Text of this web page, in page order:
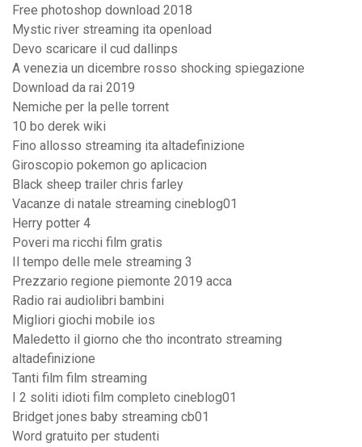
Free photoshop download 2018
Mystic river streaming ita openload
Devo scaricare il cud dallinps
A venezia un dicembre rosso shocking spiegazione
Download da rai 2019
Nemiche per la pelle torrent
10 bo derek wiki
Fino allosso streaming ita altadefinizione
Giroscopio pokemon go aplicacion
Black sheep trailer chris farley
Vacanze di natale streaming cineblog01
Herry potter 4
Poveri ma ricchi film gratis
Il tempo delle mele streaming 3
Prezzario regione piemonte 2019 acca
Radio rai audiolibri bambini
Migliori giochi mobile ios
Maledetto il giorno che tho incontrato streaming
altadefinizione
Tanti film film streaming
I 2 soliti idioti film completo cineblog01
Bridget jones baby streaming cb01
Word gratuito per studenti